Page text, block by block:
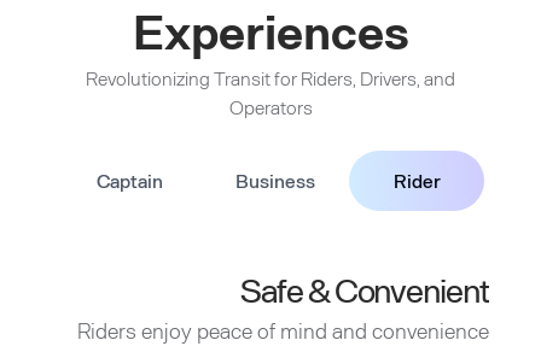
Experiences
Revolutionizing Transit for Riders, Drivers, and
Operators
Rider
Business
Captain
Safe & Convenient
Riders enjoy peace of mind and convenience